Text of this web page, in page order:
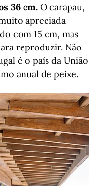
36 cm. O carapau,
apreciada
com 15 cm, mas
reproduzir. Não
é o país da União
anual de peixe.